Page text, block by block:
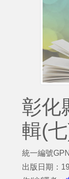
彰化
輯(
統一編號
出版日期：